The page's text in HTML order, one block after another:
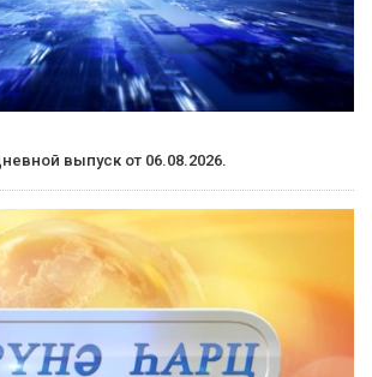
выпуск от 06.08.2026.